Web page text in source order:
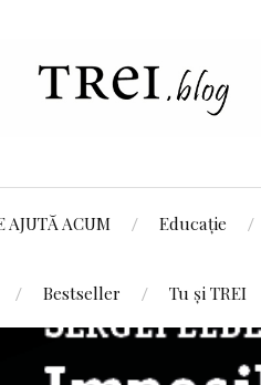
AJUTĂ ACUM Educație
Bestseller Tu și TREI